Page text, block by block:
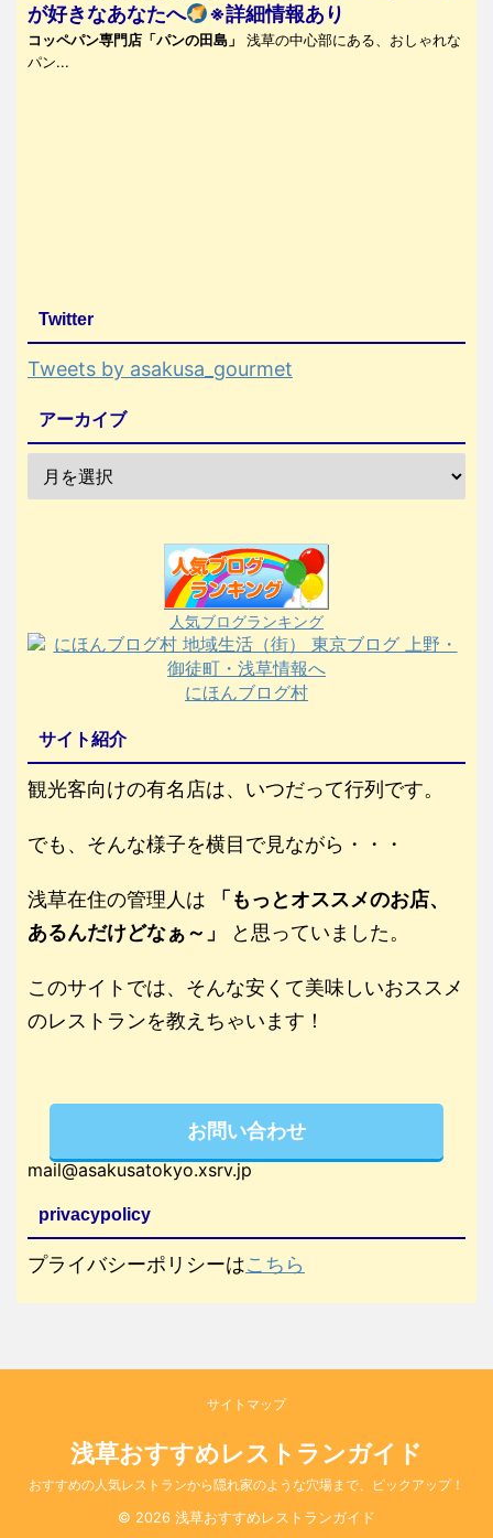
が好きなあなたへ
※詳細情報あり
コッペパン専門店「パンの田島」
浅草の中心部にある、おしゃれな
パン...
Twitter
Tweets by asakusa_gourmet
アーカイブ
人気ブログランキング
にほんブログ村
サイト紹介
観光客向けの有名店は、いつだって行列です。
でも、そんな様子を横目で見ながら・・・
浅草在住の管理人は
「もっとオススメのお店、
あるんだけどなぁ～」
と思っていました。
このサイトでは、そんな安くて美味しいおススメ
のレストランを教えちゃいます！
お問い合わせ
mail@asakusatokyo.xsrv.jp
privacypolicy
プライバシーポリシーはこちら
サイトマップ
浅草おすすめレストランガイド
おすすめの人気レストランから隠れ家のような穴場まで、ピックアップ！
© 2026 浅草おすすめレストランガイド